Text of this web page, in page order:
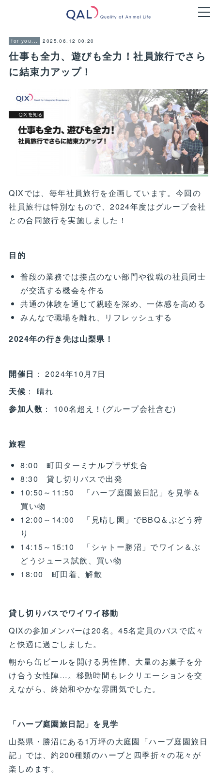
for you... 2025.06.12 00:20
仕事も全力、遊びも全力！社員旅行でさら
に結束力アップ！
QIXでは、毎年社員旅行を企画しています。今回の
社員旅行は特別なもので、2024年度はグループ会社
との合同旅行を実施しました！
目的
普段の業務では接点のない部門や役職の社員同士
が交流する機会を作る
共通の体験を通じて親睦を深め、一体感を高める
みんなで職場を離れ、リフレッシュする
2024年の行き先は山梨県！
開催日 ： 2024年10月7日
天候 ： 晴れ
参加人数 ： 100名超え！(グループ会社含む)
旅程
8:00 町田ターミナルプラザ集合
8:30 貸し切りバスで出発
10:50～11:50 「ハーブ庭園旅日記」を見学＆
買い物
12:00～14:00 「見晴し園」でBBQ＆ぶどう狩
り
14:15～15:10 「シャトー勝沼」でワイン＆ぶ
どうジュース試飲、買い物
18:00 町田着、解散
貸し切りバスでワイワイ移動
QIXの参加メンバーは20名。45名定員のバスで広々
と快適に過ごしました。
朝から缶ビールを開ける男性陣、大量のお菓子を分
け合う女性陣…。移動時間もレクリエーションを交
えながら、終始和やかな雰囲気でした。
「ハーブ庭園旅日記」を見学
山梨県・勝沼にある1万坪の大庭園「ハーブ庭園旅日
記」では、約200種類のハーブと四季折々の花々が
楽しめます。